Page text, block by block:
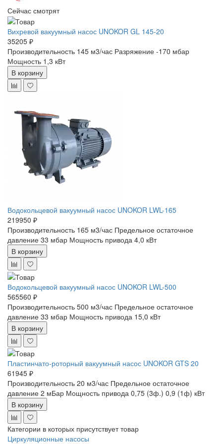
Сейчас смотрят
Вихревой вакуумный насос UNOKOR GL 145-20
35205 ₽
Производительность 145 м3/час Разряжение -170 мбар
Мощность 1,3 кВт
В корзину
Водокольцевой вакуумный насос UNOKOR LWL-165
219950 ₽
Производительность 165 м3/час Предельное остаточное
давление 33 мбар Мощность привода 4,0 кВт
В корзину
Водокольцевой вакуумный насос UNOKOR LWL-500
565560 ₽
Производительность 500 м3/час Предельное остаточное
давление 33 мбар Мощность привода 15,0 кВт
В корзину
Пластинчато-роторный вакуумный насос UNOKOR GTS 20
61945 ₽
Производительность 20 м3/час Предельное остаточное
давление 2 мБар Мощность привода 0,75 (3ф.) 0,9 (1ф) кВт
В корзину
Категории в которых присутствует товар
Циркуляционные насосы